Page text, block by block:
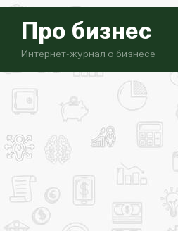
Про бизнес
Интернет-журнал о бизнесе